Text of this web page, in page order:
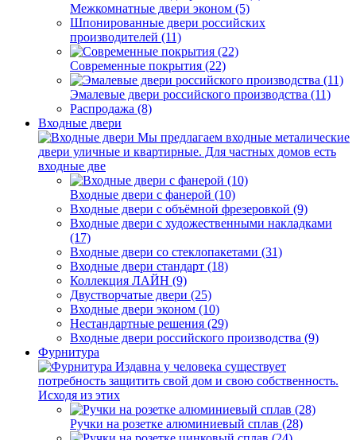
Межкомнатные двери эконом (5)
Шпонированные двери российских
производителей (11)
Современные покрытия (22)
Эмалевые двери российского производства (11)
Распродажа (8)
Входные двери
Мы предлагаем входные металические
двери уличные и квартирные. Для частных домов есть
входные две
Входные двери с фанерой (10)
Входные двери с объёмной фрезеровкой (9)
Входные двери с художественными накладками
(17)
Входные двери со стеклопакетами (31)
Входные двери стандарт (18)
Коллекция ЛАЙН (9)
Двустворчатые двери (25)
Входные двери эконом (10)
Нестандартные решения (29)
Входные двери российского производства (9)
Фурнитура
Издавна у человека существует
потребность защитить свой дом и свою собственность.
Исходя из этих
Ручки на розетке алюминиевый сплав (28)